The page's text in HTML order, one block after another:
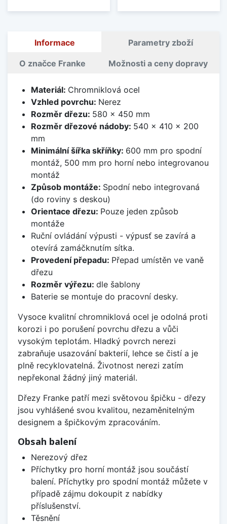
Informace Parametry zboží
O značce Franke Možnosti a ceny dopravy
Materiál: Chromniklová ocel
Vzhled povrchu: Nerez
Rozměr dřezu: 580 x 450 mm
Rozměr dřezové nádoby: 540 x 410 x 200
mm
Minimální šířka skříňky: 600 mm pro spodní
montáž, 500 mm pro horní nebo integrovanou
montáž
Způsob montáže: Spodní nebo integrovaná
(do roviny s deskou)
Orientace dřezu: Pouze jeden způsob
montáže
Ruční ovládání výpusti - výpusť se zavírá a
otevírá zamáčknutím sítka.
Provedení přepadu: Přepad umístěn ve vaně
dřezu
Rozměr výřezu: dle šablony
Baterie se montuje do pracovní desky.
Vysoce kvalitní chromniklová ocel je odolná proti
korozi i po porušení povrchu dřezu a vůči
vysokým teplotám. Hladký povrch nerezi
zabraňuje usazování bakterií, lehce se čistí a je
plně recyklovatelná. Životnost nerezi zatím
nepřekonal žádný jiný materiál.
Dřezy Franke patří mezi světovou špičku - dřezy
jsou vyhlášené svou kvalitou, nezaměnitelným
designem a špičkovým zpracováním.
Obsah balení
Nerezový dřez
Příchytky pro horní montáž jsou součástí
balení. Příchytky pro spodní montáž můžete v
případě zájmu dokoupit z nabídky
příslušenství.
Těsnění